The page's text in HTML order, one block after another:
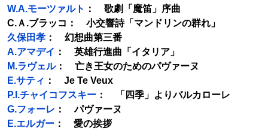
W.A.モーツァルト ： 歌劇「魔笛」序曲
C.Ａ.ブラッコ： 小交響詩「マンドリンの群れ」
久保田孝 ： 幻想曲第三番
A.アマデイ ： 英雄行進曲「イタリア」
M.ラヴェル： 亡き王女のためのパヴァーヌ
E.サティ ： Je Te Veux
P.I.チャイコフスキー ： 「四季」よりバルカローレ
G.フォーレ ： パヴァーヌ
E.エルガー ： 愛の挨拶